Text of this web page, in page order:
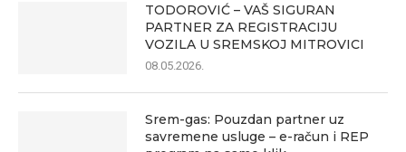
TODOROVIĆ – VAŠ SIGURAN
PARTNER ZA REGISTRACIJU
VOZILA U SREMSKOJ MITROVICI
08.05.2026.
Srem-gas: Pouzdan partner uz
savremene usluge – e-račun i REP